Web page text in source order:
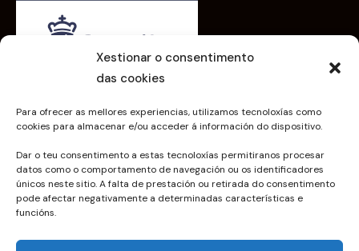
Xestionar o consentimento
das cookies
Para ofrecer as mellores experiencias, utilizamos tecnoloxías como
cookies para almacenar e/ou acceder á información do dispositivo.
Dar o teu consentimento a estas tecnoloxías permitiranos procesar
datos como o comportamento de navegación ou os identificadores
únicos neste sitio. A falta de prestación ou retirada do consentimento
pode afectar negativamente a determinadas características e
funcións.
xoelec.gal 2023 | Todos los derechos reservados
PROGRAMA KIT DIGITAL COFINANCIADO POR LOS
MECANISMO DE RECUPERACIÓN Y RESILIENCIA